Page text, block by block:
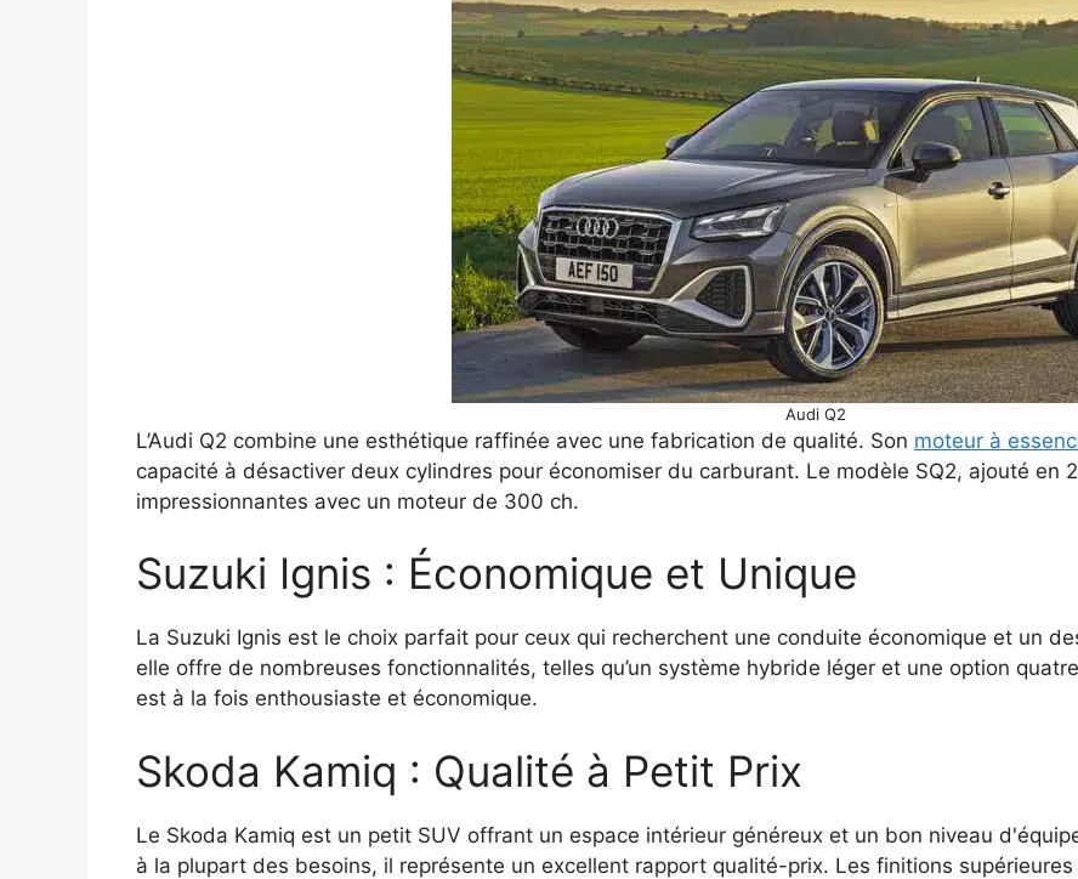
Audi Q2
L’Audi Q2 combine une esthétique raffinée avec une fabrication de qualité. Son moteur à
capacité à désactiver deux cylindres pour économiser du carburant. Le modèle SQ2, ajouté en
impressionnantes avec un moteur de 300 ch.
Suzuki Ignis : Économique et Unique
La Suzuki Ignis est le choix parfait pour ceux qui recherchent une conduite économique et un
elle offre de nombreuses fonctionnalités, telles qu’un système hybride léger et une option
est à la fois enthousiaste et économique.
Skoda Kamiq : Qualité à Petit Prix
Le Skoda Kamiq est un petit SUV offrant un espace intérieur généreux et un bon niveau
à la plupart des besoins, il représente un excellent rapport qualité-prix. Les finitions